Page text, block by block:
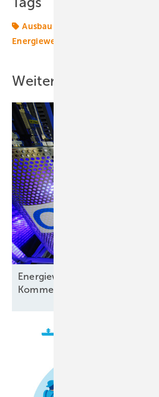
Ausbau
Energiewende
Weitere Inhalte
Energiewirtschaft auf der
Kommentar